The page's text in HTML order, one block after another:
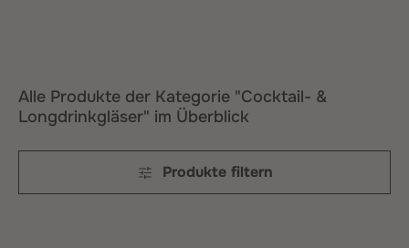
Alle Produkte der Kategorie "Cocktail- &
Longdrinkgläser" im Überblick
Produkte filtern